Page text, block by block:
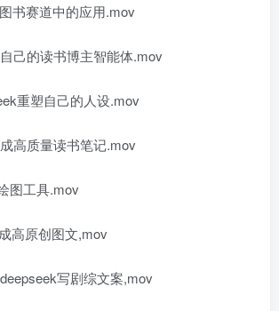
书赛道中的应用.mov
己的读书博主智能体.mov
重塑自己的人设.mov
高质量读书笔记.mov
图工具.mov
高原创图文,mov
写剧综文案,mov